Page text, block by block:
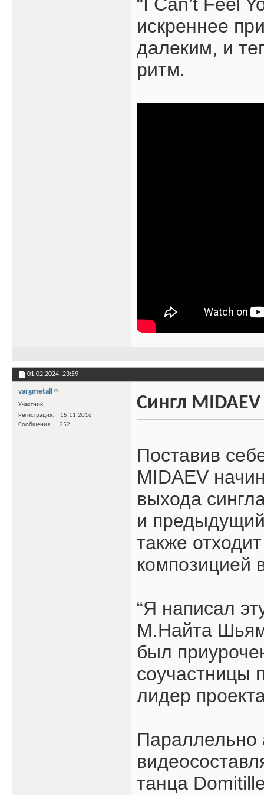
“I Can’t Feel
искреннее
далеким, и
ритм.
01.02.2024, 23:59
vargmetall
Участник
Регистрация
15.11.2016
Сообщения
252
Сингл
Поставив
MIDAEV
выхода
и предыдущий
также
композицией
“Я написал
М.Найта
был
соучастницы
лидер
Параллельно
танца